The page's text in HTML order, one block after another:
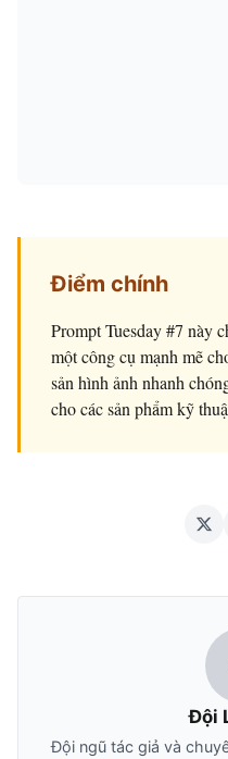
Điểm chính
Prompt Tuesday #7 này
một công cụ mạnh mẽ
sản hình ảnh nhanh
cho các sản phẩm kỹ
Đội
Đội ngũ tác giả và